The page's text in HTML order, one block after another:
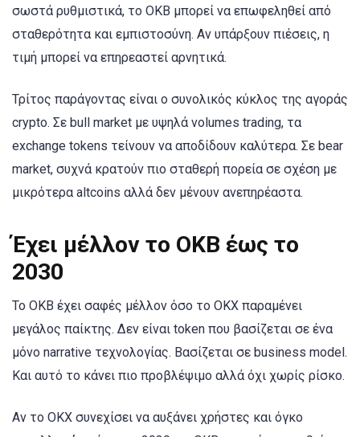
σωστά ρυθμιστικά, το OKB μπορεί να επωφεληθεί από
σταθερότητα και εμπιστοσύνη. Αν υπάρξουν πιέσεις, η
τιμή μπορεί να επηρεαστεί αρνητικά.
Τρίτος παράγοντας είναι ο συνολικός κύκλος της αγοράς
crypto. Σε bull market με υψηλά volumes trading, τα
exchange tokens τείνουν να αποδίδουν καλύτερα. Σε bear
market, συχνά κρατούν πιο σταθερή πορεία σε σχέση με
μικρότερα altcoins αλλά δεν μένουν ανεπηρέαστα.
Έχει μέλλον το OKB έως το
2030
Το OKB έχει σαφές μέλλον όσο το OKX παραμένει
μεγάλος παίκτης. Δεν είναι token που βασίζεται σε ένα
μόνο narrative τεχνολογίας. Βασίζεται σε business model.
Και αυτό το κάνει πιο προβλέψιμο αλλά όχι χωρίς ρίσκο.
Αν το OKX συνεχίσει να αυξάνει χρήστες και όγκο